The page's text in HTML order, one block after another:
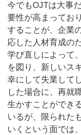
今でもOJTは大事
要性が高まってお
することが、企業
応した人材育成の
学び直しによって
を図り、新しいス
幸にして失業して
した場合に、 再就
生かすことができ
いるが、限られた
いくという面では